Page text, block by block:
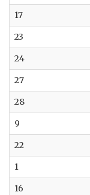
17
23
24
27
28
9
22
1
16